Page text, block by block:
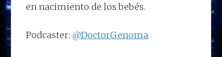
en nacimiento de los bebés.
Podcaster: @DoctorGenoma